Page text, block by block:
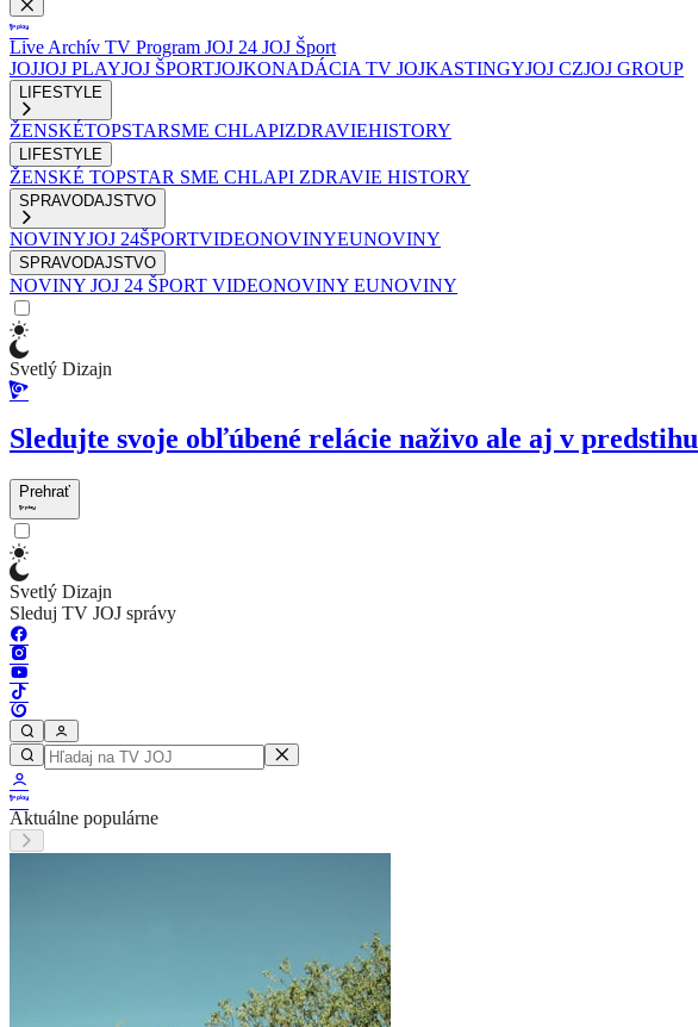
Live Archív TV Program JOJ 24 JOJ Šport
JOJJOJ PLAYJOJ ŠPORTJOJKONADÁCIA TV JOJKASTINGYJOJ CZJOJ GROUP
LIFESTYLE
ŽENSKÉTOPSTARSME CHLAPIZDRAVIEHISTORY
LIFESTYLE
ŽENSKÉ TOPSTAR SME CHLAPI ZDRAVIE HISTORY
SPRAVODAJSTVO
NOVINYJOJ 24ŠPORTVIDEONOVINYEUNOVINY
SPRAVODAJSTVO
NOVINY JOJ 24 ŠPORT VIDEONOVINY EUNOVINY
Svetlý Dizajn
Sledujte svoje obľúbené relácie naživo ale aj v predstihu
Prehrať
Svetlý Dizajn
Sleduj TV JOJ správy
Aktuálne populárne